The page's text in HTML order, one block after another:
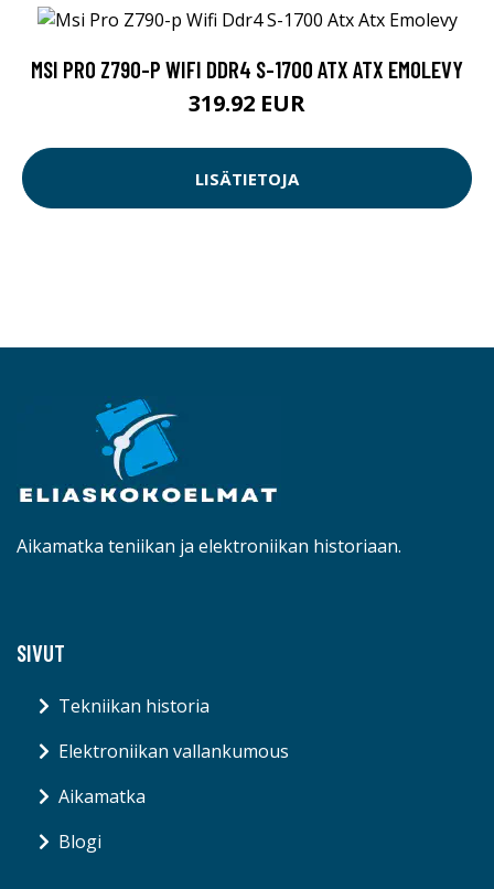
MSI PRO Z790-P WIFI DDR4 S-1700 ATX ATX EMOLEVY
319.92 EUR
LISÄTIETOJA
Aikamatka teniikan ja elektroniikan historiaan.
SIVUT
Tekniikan historia
Elektroniikan vallankumous
Aikamatka
Blogi